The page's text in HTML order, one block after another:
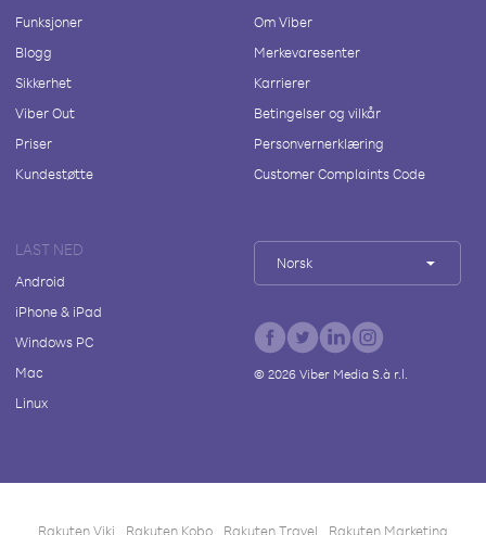
Funksjoner
Blogg
Sikkerhet
Viber Out
Priser
Kundestøtte
Om Viber
Merkevaresenter
Karrierer
Betingelser og vilkår
Personvernerklæring
Customer Complaints Code
LAST NED
Android
iPhone & iPad
Windows PC
Mac
Linux
Norsk
© 2026Viber Media S.à r.l.
Rakuten Viki Rakuten Kobo Rakuten Travel Rakuten Marketing